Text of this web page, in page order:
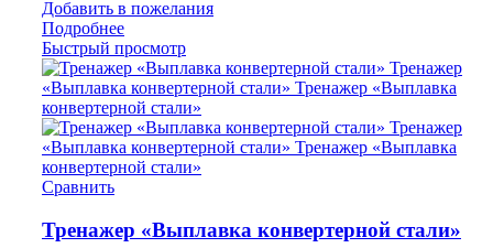
Добавить в пожелания
Подробнее
Быстрый просмотр
Сравнить
Тренажер «Выплавка конвертерной стали»